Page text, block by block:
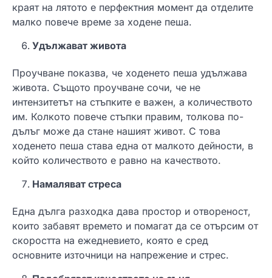
краят на лятото е перфектния момент да отделите
малко повече време за ходене пеша.
Удължават живота
Проучване показва, че ходенето пеша удължава
живота. Същото проучване сочи, че не
интензитетът на стъпките е важен, а количеството
им. Колкото повече стъпки правим, толкова по-
дълъг може да стане нашият живот. С това
ходенето пеша става една от малкото дейности, в
който количеството е равно на качеството.
Намаляват стреса
Една дълга разходка дава простор и отвореност,
които забавят времето и помагат да се отърсим от
скоростта на ежедневието, която е сред
основните източници на напрежение и стрес.